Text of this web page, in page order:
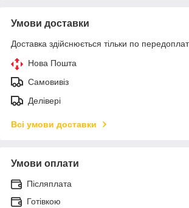
Умови доставки
Доставка здійснюється тільки по
Нова Пошта
Самовивіз
Делівері
Всі умови доставки
Умови оплати
Післяплата
Готівкою